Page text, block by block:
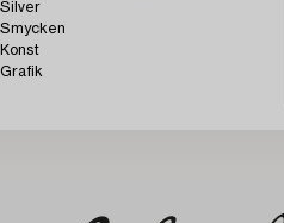
Silver
Smycken
Konst
Grafik